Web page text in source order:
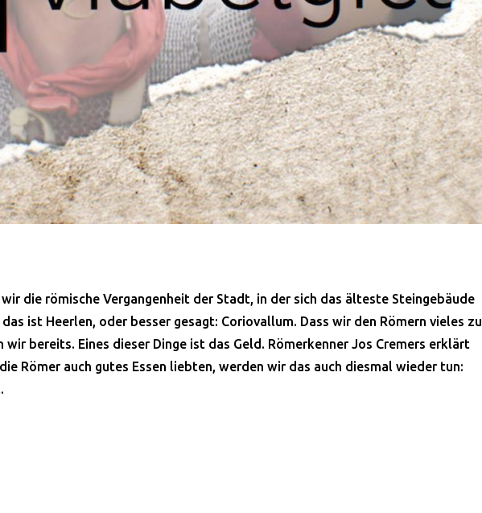
die römische Vergangenheit der Stadt, in der sich das älteste Steingebäude
ist Heerlen, oder besser gesagt: Coriovallum. Dass wir den Römern vieles zu
wir bereits. Eines dieser Dinge ist das Geld. Römerkenner Jos Cremers erklärt
Römer auch gutes Essen liebten, werden wir das auch diesmal wieder tun: